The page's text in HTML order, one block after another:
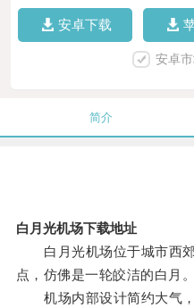
安卓下载
安卓
简介
白月光机场下载地址
白月光机场位于城市西郊
点，仿佛是一轮皎洁的白月。
机场内部设计简约大气，